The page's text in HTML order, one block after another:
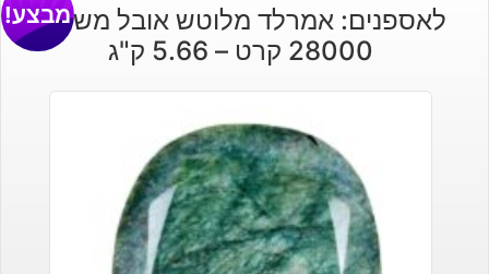
לאספנים: אמרלד מלוטש אובל משקל:
28000 קרט – 5.66 ק"ג
מבצע!